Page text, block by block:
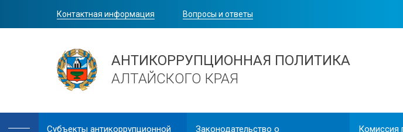
Контактная информация Вопросы и ответы
АНТИКОРРУПЦИОННАЯ ПОЛИТИКА
АЛТАЙСКОГО КРАЯ
Cубъекты антикоррупционной
Законодательство о
Комиссия